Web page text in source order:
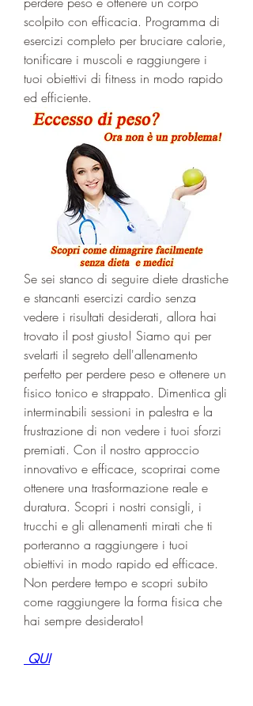
scolpito con efficacia. Programma di
esercizi completo per bruciare calorie,
tonificare i muscoli e raggiungere i
tuoi obiettivi di fitness in modo rapido
ed efficiente.
Se sei stanco di seguire diete drastiche
e stancanti esercizi cardio senza
vedere i risultati desiderati, allora hai
trovato il post giusto! Siamo qui per
svelarti il segreto dell'allenamento
perfetto per perdere peso e ottenere un
fisico tonico e strappato. Dimentica gli
interminabili sessioni in palestra e la
frustrazione di non vedere i tuoi sforzi
premiati. Con il nostro approccio
innovativo e efficace, scoprirai come
ottenere una trasformazione reale e
duratura. Scopri i nostri consigli, i
trucchi e gli allenamenti mirati che ti
porteranno a raggiungere i tuoi
obiettivi in modo rapido ed efficace.
Non perdere tempo e scopri subito
come raggiungere la forma fisica che
hai sempre desiderato!
QUI